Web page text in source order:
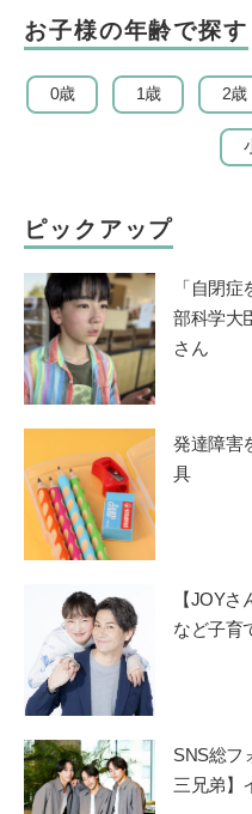
お子様の年齢で探す
0歳 1歳 2歳
ピックアップ
「自閉
部科学大
さん
発達障害
具
【JOY
など子育
SNS総フ
三兄弟】